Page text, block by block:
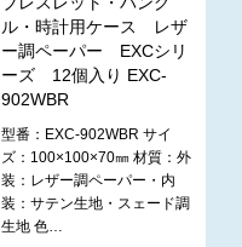
ル・時計用ケース レザ
ー調ペーパー EXCシリ
ーズ 12個入り EXC-
902WBR
型番：EXC-902WBR サイ
ズ：100×100×70㎜ 材質：外
装：レザー調ペーパー・内
装：サテン生地・スェード調
生地 色…